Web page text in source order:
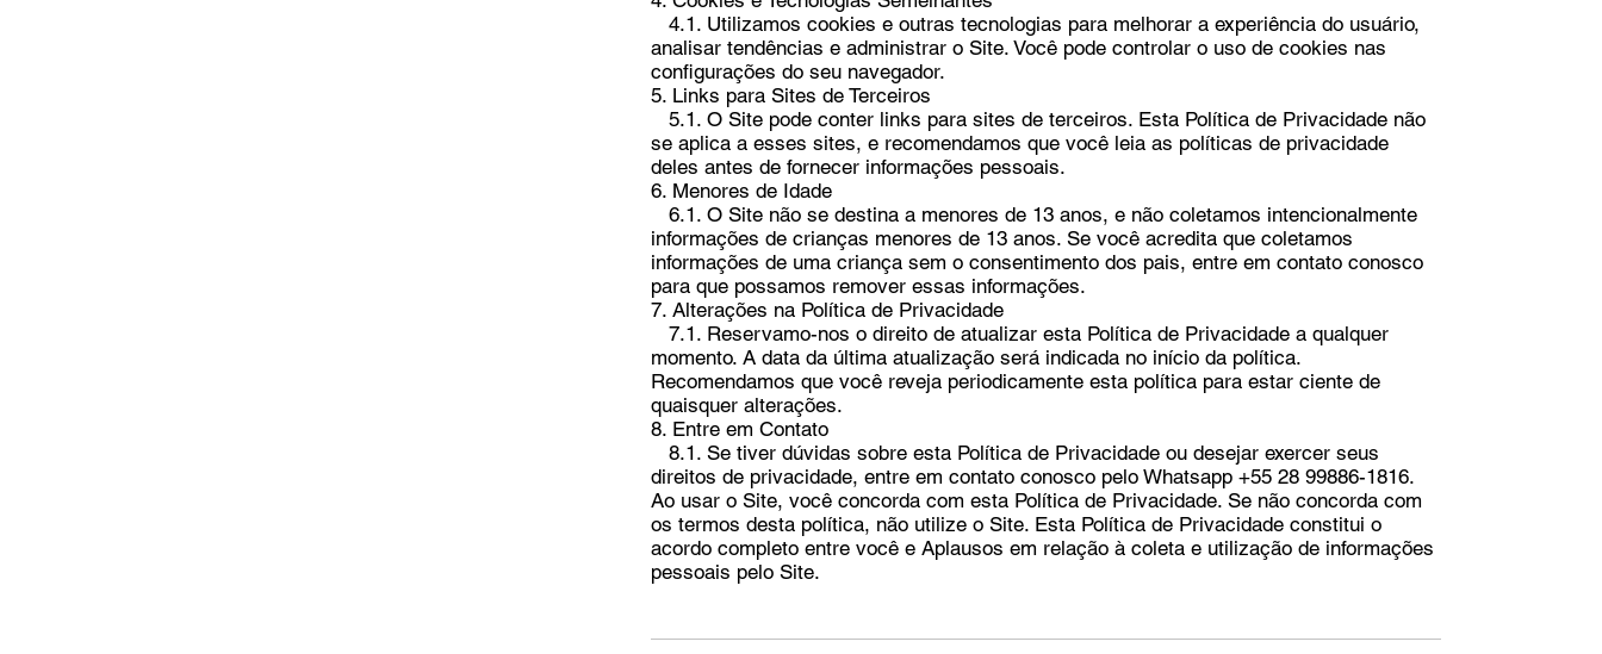
4.1. Utilizamos cookies e outras tecnologias para melhorar a experiência do usuário,
analisar tendências e administrar o Site. Você pode controlar o uso de cookies nas
configurações do seu navegador.
5. Links para Sites de Terceiros
5.1. O Site pode conter links para sites de terceiros. Esta Política de Privacidade não
se aplica a esses sites, e recomendamos que você leia as políticas de privacidade
deles antes de fornecer informações pessoais.
6. Menores de Idade
6.1. O Site não se destina a menores de 13 anos, e não coletamos intencionalmente
informações de crianças menores de 13 anos. Se você acredita que coletamos
informações de uma criança sem o consentimento dos pais, entre em contato conosco
para que possamos remover essas informações.
7. Alterações na Política de Privacidade
7.1. Reservamo-nos o direito de atualizar esta Política de Privacidade a qualquer
momento. A data da última atualização será indicada no início da política.
Recomendamos que você reveja periodicamente esta política para estar ciente de
quaisquer alterações.
8. Entre em Contato
8.1. Se tiver dúvidas sobre esta Política de Privacidade ou desejar exercer seus
direitos de privacidade, entre em contato conosco pelo Whatsapp +55 28 99886-1816.
Ao usar o Site, você concorda com esta Política de Privacidade. Se não concorda com
os termos desta política, não utilize o Site. Esta Política de Privacidade constitui o
acordo completo entre você e Aplausos em relação à coleta e utilização de informações
pessoais pelo Site.